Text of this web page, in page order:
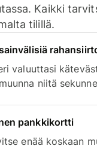
Kaikki
tilillä.
valuuttasi
niitä
pankkikortti
enää koskaan